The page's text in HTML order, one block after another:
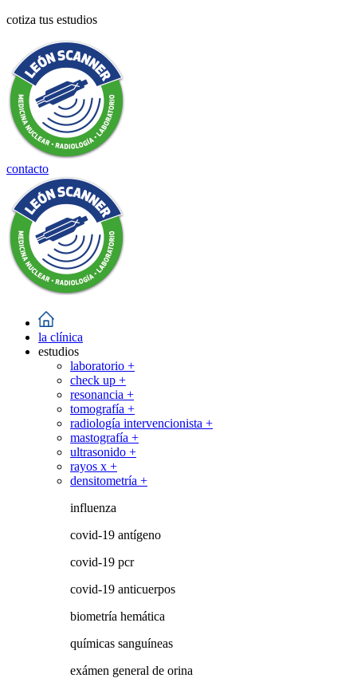
cotiza tus estudios
contacto
la clínica
estudios
laboratorio +
check up +
resonancia +
tomografía +
radiología intervencionista +
mastografía +
ultrasonido +
rayos x +
densitometría +
influenza
covid-19 antígeno
covid-19 pcr
covid-19 anticuerpos
biometría hemática
químicas sanguíneas
exámen general de orina